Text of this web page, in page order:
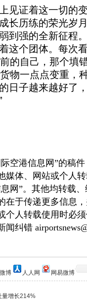
证着这一切的
长历练的荣光岁
到强的全新征程
这个团体。每次
的自己，那个填
物一点点变重，
日子越来越好了
港信息网”的稿件
媒体、网站或个人
网”。其他均转载
在于传递更多信息
个人转载使用时必
纠错
博 人人网 网易微博
量增长214%